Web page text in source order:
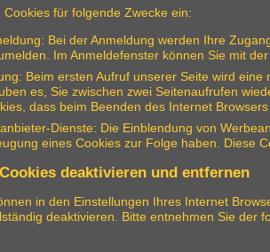
Cookies für folgende Zwecke ein:
Bei der Anmeldung werden Ihre
Im Anmeldefenster können Sie mit
Beim ersten Aufruf unserer Seite wird
es, Sie zwischen zwei Seitenaufrufen
dass beim Beenden des Internet
Dienste: Die Einblendung von
eines Cookies zur Folge haben. Diese
deaktivieren und entfernen
in den Einstellungen Ihres Internet
deaktivieren. Bitte entnehmen Sie der